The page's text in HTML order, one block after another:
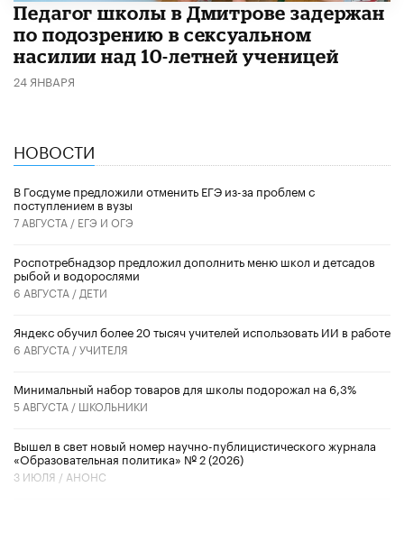
Педагог школы в Дмитрове задержан
по подозрению в сексуальном
насилии над 10-летней ученицей
24 ЯНВАРЯ
НОВОСТИ
В Госдуме предложили отменить ЕГЭ из-за проблем с
поступлением в вузы
7 АВГУСТА / ЕГЭ И ОГЭ
Роспотребнадзор предложил дополнить меню школ и детсадов
рыбой и водорослями
6 АВГУСТА / ДЕТИ
​Яндекс обучил более 20 тысяч учителей использовать ИИ в работе
6 АВГУСТА /УЧИТЕЛЯ
Минимальный набор товаров для школы подорожал на 6,3%
5 АВГУСТА / ШКОЛЬНИКИ
Вышел в свет новый номер научно-публицистического журнала
«Образовательная политика» № 2 (2026)
3 ИЮЛЯ / АНОНС